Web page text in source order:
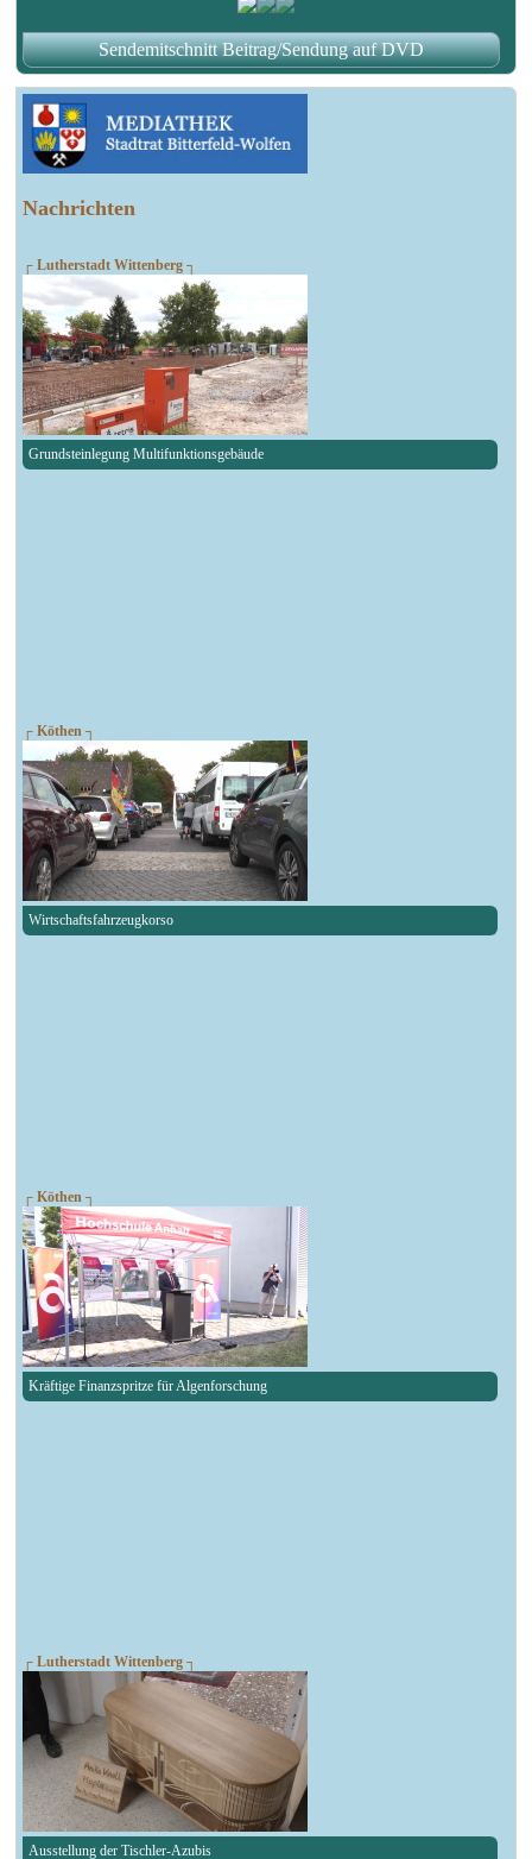
Nachrichten
┌ Lutherstadt Wittenberg ┐
Grundsteinlegung Multifunktionsgebäude
┌ Köthen ┐
Wirtschaftsfahrzeugkorso
┌ Köthen ┐
Kräftige Finanzspritze für Algenforschung
┌ Lutherstadt Wittenberg ┐
Ausstellung der Tischler-Azubis
Sendemitschnitt Beitrag/Sendung auf DVD